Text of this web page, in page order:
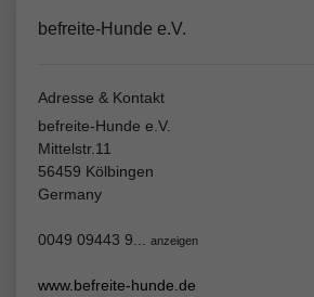
befreite-Hunde e.V.
Adresse & Kontakt
befreite-Hunde e.V.
Mittelstr.11
56459 Kölbingen
Germany
0049 09443 9... anzeigen
www.befreite-hunde.de